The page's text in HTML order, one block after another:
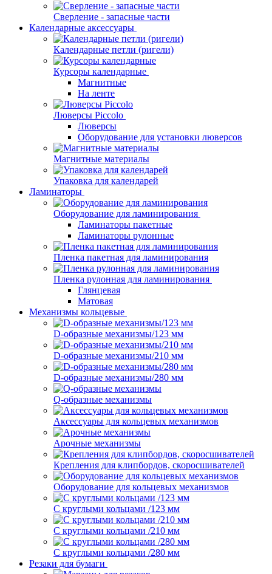
Сверление - запасные части
Календарные аксессуары
Календарные петли (ригели)
Курсоры календарные
Магнитные
На ленте
Люверсы Piccolo
Люверсы
Оборудование для установки люверсов
Магнитные материалы
Упаковка для календарей
Ламинаторы
Оборудование для ламинирования
Ламинаторы пакетные
Ламинаторы рулонные
Пленка пакетная для ламинирования
Пленка рулонная для ламинирования
Глянцевая
Матовая
Механизмы кольцевые
D-образные механизмы/123 мм
D-образные механизмы/210 мм
D-образные механизмы/280 мм
Q-образные механизмы
Аксессуары для кольцевых механизмов
Арочные механизмы
Крепления для клипбордов, скоросшивателей
Оборудование для кольцевых механизмов
С круглыми кольцами /123 мм
С круглыми кольцами /210 мм
С круглыми кольцами /280 мм
Резаки для бумаги